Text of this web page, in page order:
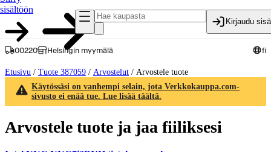
sisältöön
Kirjaudu
00220 Helsingin myymälä fi
Etusivu / Tuote 387059 / Arvostelut / Arvostele tuote
Käytössäsi on vanhempi selain, jota Verkkokauppa.com-
sivusto ei enää tue. Lue lisää täältä.
Arvostele tuote ja jaa fiiliksesi